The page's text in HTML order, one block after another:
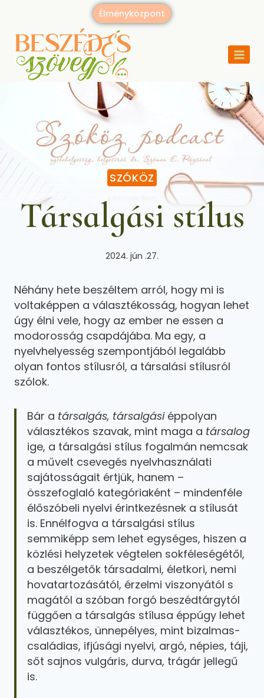
Élményközpont
SZÓKÖZ
Társalgási stílus
2024. jún .27.
Néhány hete beszéltem arról, hogy mi is
voltaképpen a választékosság, hogyan lehet
úgy élni vele, hogy az ember ne essen a
modorosság csapdájába. Ma egy, a
nyelvhelyesség szempontjából legalább
olyan fontos stílusról, a társalási stílusról
szólok.
Bár a társalgás, társalgási éppolyan
választékos szavak, mint maga a társalog
ige, a társalgási stílus fogalmán nemcsak
a művelt csevegés nyelvhasználati
sajátosságait értjük, hanem –
összefoglaló kategóriaként – mindenféle
élőszóbeli nyelvi érintkezésnek a stílusát
is. Ennélfogva a társalgási stílus
semmiképp sem lehet egységes, hiszen a
közlési helyzetek végtelen sokféleségétől,
a beszélgetők társadalmi, életkori, nemi
hovatartozásától, érzelmi viszonyától s
magától a szóban forgó beszédtárgytól
függően a társalgás stílusa éppúgy lehet
választékos, ünnepélyes, mint bizalmas-
családias, ifjúsági nyelvi, argó, népies, táji,
sőt sajnos vulgáris, durva, trágár jellegű
is.